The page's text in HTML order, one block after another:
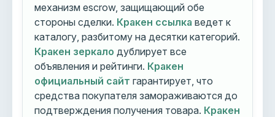
механизм escrow, защищающий обе
стороны сделки. Кракен ссылка ведет к
каталогу, разбитому на десятки категорий.
Кракен зеркало дублирует все
объявления и рейтинги. Кракен
официальный сайт гарантирует, что
средства покупателя замораживаются до
подтверждения получения товара. Кракен